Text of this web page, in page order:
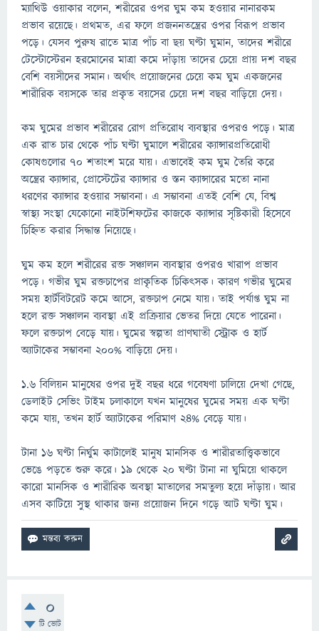
ম্যাথিউ ওয়াকার বলেন, শরীরের ওপর ঘুম কম হওয়ার নানারকম
প্রভাব রয়েছে। প্রথমত, এর ফলে প্রজননতন্ত্রের ওপর বিরূপ প্রভাব
পড়ে। যেসব পুরুষ রাতে মাত্র পাঁচ বা ছয় ঘণ্টা ঘুমান, তাদের শরীরে
টেস্টোস্টেরন হরমোনের মাত্রা কমে দাঁড়ায় তাদের চেয়ে প্রায় দশ বছর
বেশি বয়সীদের সমান। অর্থাৎ প্রয়োজনের চেয়ে কম ঘুম একজনের
শারীরিক বয়সকে তার প্রকৃত বয়সের চেয়ে দশ বছর বাড়িয়ে দেয়।
কম ঘুমের প্রভাব শরীরের রোগ প্রতিরোধ ব্যবস্থার ওপরও পড়ে। মাত্র
এক রাত চার থেকে পাঁচ ঘণ্টা ঘুমালে শরীরের ক্যান্সারপ্রতিরোধী
কোষগুলোর ৭০ শতাংশ মরে যায়। এভাবেই কম ঘুম তৈরি করে
অন্ত্রের ক্যান্সার, প্রোস্টেটের ক্যান্সার ও স্তন ক্যান্সারের মতো নানা
ধরণের ক্যান্সার হওয়ার সম্ভাবনা। এ সম্ভাবনা এতই বেশি যে, বিশ্ব
স্বাস্থ্য সংস্থা যেকোনো নাইটশিফটের কাজকে ক্যান্সার সৃষ্টিকারী হিসেবে
চিহ্নিত করার সিদ্ধান্ত নিয়েছে।
ঘুম কম হলে শরীরের রক্ত সঞ্চালন ব্যবস্থার ওপরও খারাপ প্রভাব
পড়ে। গভীর ঘুম রক্তচাপের প্রাকৃতিক চিকিৎসক। কারণ গভীর ঘুমের
সময় হার্টবিটরেট কমে আসে, রক্তচাপ নেমে যায়। তাই পর্যাপ্ত ঘুম না
হলে রক্ত সঞ্চালন ব্যবস্থা এই প্রক্রিয়ার ভেতর দিয়ে যেতে পারেনা।
ফলে রক্তচাপ বেড়ে যায়। ঘুমের স্বল্পতা প্রাণঘাতী স্ট্রোক ও হার্ট
অ্যাটাকের সম্ভাবনা ২০০% বাড়িয়ে দেয়।
১.৬ বিলিয়ন মানুষের ওপর দুই বছর ধরে গবেষণা চালিয়ে দেখা গেছে,
ডেলাইট সেভিং টাইম চলাকালে যখন মানুষের ঘুমের সময় এক ঘণ্টা
কমে যায়, তখন হার্ট অ্যাটাকের পরিমাণ ২৪% বেড়ে যায়।
টানা ১৬ ঘণ্টা নির্ঘুম কাটালেই মানুষ মানসিক ও শারীরতাত্ত্বিকভাবে
ভেঙে পড়তে শুরু করে। ১৯ থেকে ২০ ঘণ্টা টানা না ঘুমিয়ে থাকলে
কারো মানসিক ও শারীরিক অবস্থা মাতালের সমতুল্য হয়ে দাঁড়ায়। আর
এসব কাটিয়ে সুস্থ থাকার জন্য প্রয়োজন দিনে গড়ে আট ঘণ্টা ঘুম।
0
টি ভোট